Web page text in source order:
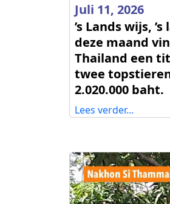
Juli 11, 2026
’s Lands wijs,
deze maand
Thailand een
twee
2.020.000 baht.
Lees verder...